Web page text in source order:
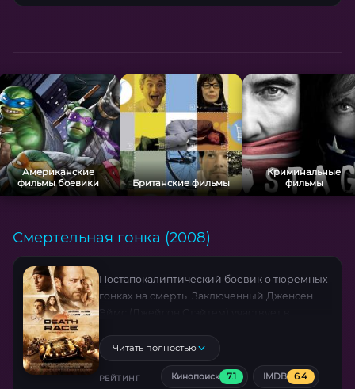
Американские
фильмы боевики
Британские фильмы
Криминальные
фильмы
Смертельная гонка (2008)
Постапокалиптический боевик о тюремных
гонках на смерть. Заключенный Дженсен
Зрелищные дуэли на бронированных
автомобилях, пиротехника и
провокационный юмор. Ремейк классики
Читать полностью
РЕЙТИНГ Кинопоиск 7.1 IMDB 6.4